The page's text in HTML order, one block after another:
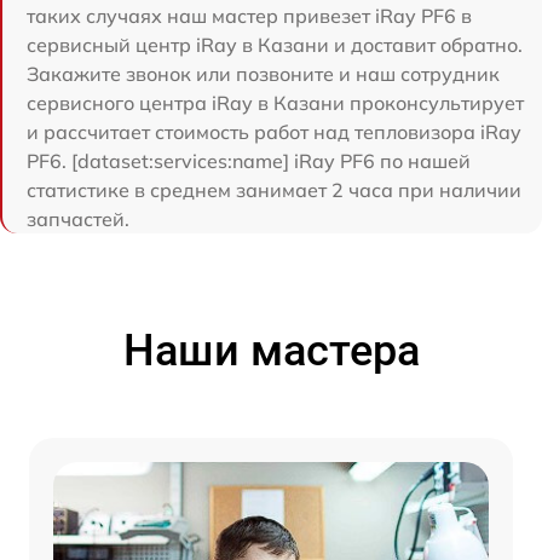
таких случаях наш мастер привезет iRay PF6 в
сервисный центр iRay в Казани и доставит обратно.
Закажите звонок или позвоните и наш сотрудник
сервисного центра iRay в Казани проконсультирует
и рассчитает стоимость работ над тепловизора iRay
PF6. [dataset:services:name] iRay PF6 по нашей
статистике в среднем занимает 2 часа при наличии
запчастей.
Наши мастера